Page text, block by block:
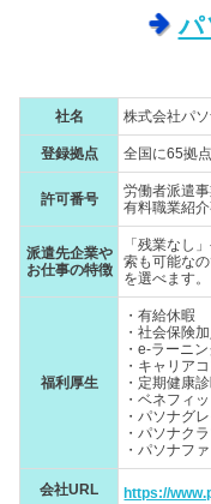
パ
社名 株式会社パ
登録拠点 全国に65拠点
許可番号
労働者派遣
有料職業紹
派遣先企業や
お仕事の特徴
「残業なし
索も可能な
を選べます
福利厚生
・有給休暇
・社会保険
・e-ラーニ
・キャリア
・定期健康
・ベネフィ
・パソナグ
・パソナク
・パソナフ
会社URL https://